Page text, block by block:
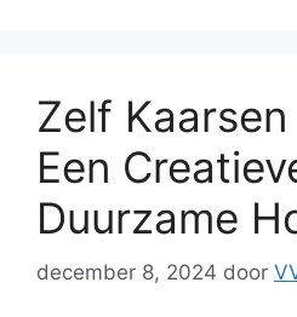
Zelf
Een
Duurzame
december 8, 2024 door